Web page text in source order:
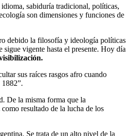
sabiduría tradicional, políticas,
son dimensiones y funciones de
debido la filosofía y ideología políticas
vigente hasta el presente. Hoy día
sus raíces rasgos afro cuando
De la misma forma que la
resultado de la lucha de los
Se trata de un alto nivel de la